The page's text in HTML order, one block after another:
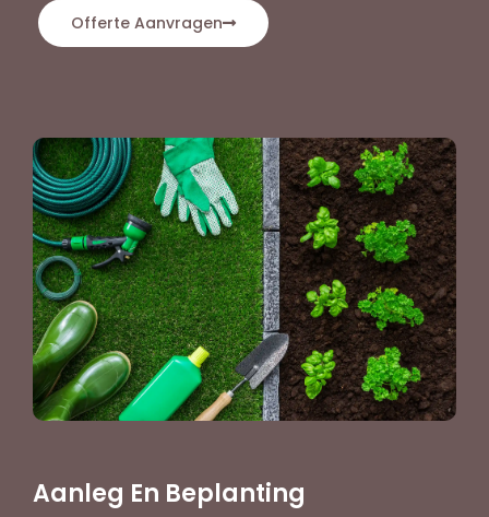
Offerte Aanvragen
Aanleg En Beplanting